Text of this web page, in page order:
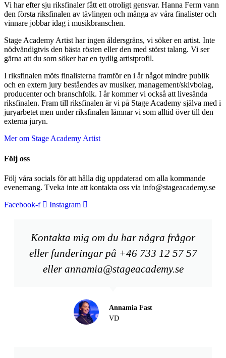
Vi har efter sju riksfinaler fått ett otroligt gensvar. Hanna Ferm vann
den första riksfinalen av tävlingen och många av våra finalister och
vinnare jobbar idag i musikbranschen.
Stage Academy Artist har ingen åldersgräns, vi söker en artist. Inte
nödvändigtvis den bästa rösten eller den med störst talang. Vi ser
gärna att du som söker har en tydlig artistprofil.
I riksfinalen möts finalisterna framför en i år något mindre publik
och en extern jury beståendes av musiker, management/skivbolag,
producenter och branschfolk. I år kommer vi också att livesända
riksfinalen. Fram till riksfinalen är vi på Stage Academy själva med i
juryarbetet men under riksfinalen lämnar vi som alltid över till den
externa juryn.
Mer om Stage Academy Artist
Följ oss
Följ våra socials för att hålla dig uppdaterad om alla kommande
evenemang. Tveka inte att kontakta oss via info@stageacademy.se
Facebook-f
Instagram
Kontakta mig om du har några frågor
eller funderingar på +46 733 12 57 57
eller annamia@stageacademy.se
Annamia Fast
VD